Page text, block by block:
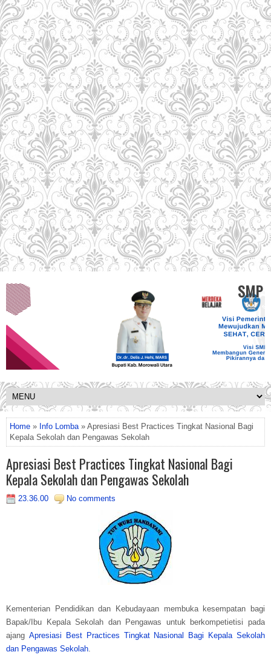
SMP
Home » Info Lomba» Apresiasi Best Practices Tingkat Nasional Bagi
Kepala Sekolah dan Pengawas Sekolah
Apresiasi Best Practices Tingkat Nasional Bagi
Kepala Sekolah dan Pengawas Sekolah
23.36.00 No comments
Kementerian Pendidikan dan Kebudayaan membuka kesempatan bagi
Bapak/Ibu Kepala Sekolah dan Pengawas untuk berkompetietisi pada
ajang Apresiasi Best Practices Tingkat Nasional Bagi Kepala Sekolah
dan Pengawas Sekolah.